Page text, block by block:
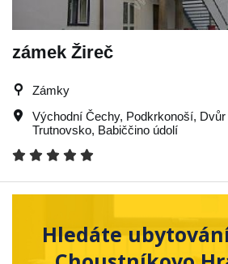
zámek Žireč
Zámky
Východní Čechy, Podkrkonoší, Dvůr
Trutnovsko, Babiččino údolí
Hledáte